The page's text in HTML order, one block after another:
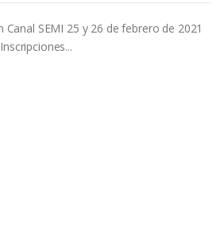
Canal SEMI 25 y 26 de febrero de 2021